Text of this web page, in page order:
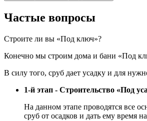
Частые вопросы
Строите ли вы «Под ключ»?
Конечно мы строим дома и бани «Под
В силу того, сруб дает усадку и для
1-й этап - Строительство «Под
На данном этапе проводятся все
сруб от осадков и дать ему время